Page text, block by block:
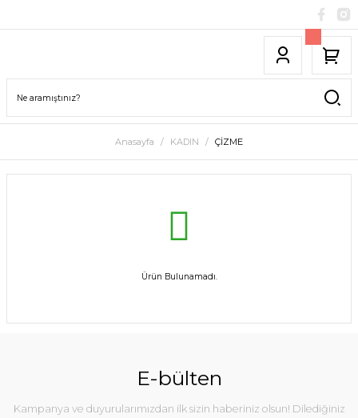
Anasayfa KADIN ÇİZME
Ürün Bulunamadı.
E-bülten
Kampanya ve duyurularımızdan ilk sizin haberiniz olsun! Dilediğiniz